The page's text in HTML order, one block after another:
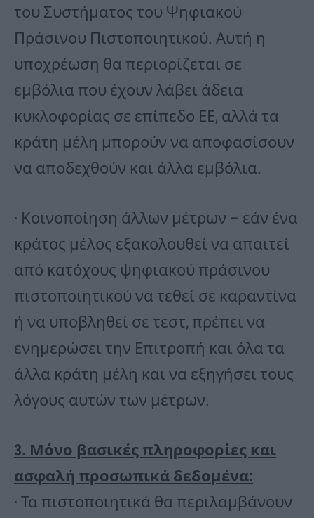
του Συστήματος του Ψηφιακού
Πράσινου Πιστοποιητικού. Αυτή η
υποχρέωση θα περιορίζεται σε
εμβόλια που έχουν λάβει άδεια
κυκλοφορίας σε επίπεδο ΕΕ, αλλά τα
κράτη μέλη μπορούν να αποφασίσουν
να αποδεχθούν και άλλα εμβόλια.
· Κοινοποίηση άλλων μέτρων – εάν ένα
κράτος μέλος εξακολουθεί να απαιτεί
από κατόχους ψηφιακού πράσινου
πιστοποιητικού να τεθεί σε καραντίνα
ή να υποβληθεί σε τεστ, πρέπει να
ενημερώσει την Επιτροπή και όλα τα
άλλα κράτη μέλη και να εξηγήσει τους
λόγους αυτών των μέτρων.
3. Μόνο βασικές πληροφορίες και
ασφαλή προσωπικά δεδομένα:
· Τα πιστοποιητικά θα περιλαμβάνουν